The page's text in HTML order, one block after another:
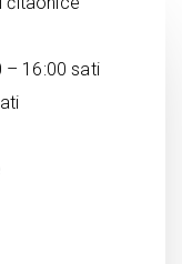
– 16:00 sati